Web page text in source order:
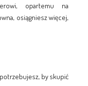
opartemu na
osiągniesz więcej,
by skupić